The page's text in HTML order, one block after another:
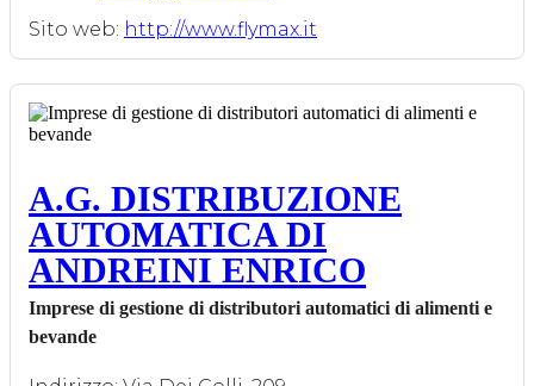
Sito web: http://www.flymax.it
A.G. DISTRIBUZIONE
AUTOMATICA DI
ANDREINI ENRICO
Imprese di gestione di distributori automatici di alimenti e
bevande